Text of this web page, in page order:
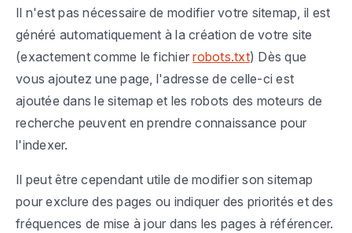
Il n'est pas nécessaire de modifier votre sitemap, il est
généré automatiquement à la création de votre site
(exactement comme le fichierrobots.txt) Dès que
vous ajoutez une page, l'adresse de celle-ci est
ajoutée dans le sitemap et les robots des moteurs de
recherche peuvent en prendre connaissance pour
l'indexer.
Il peut être cependant utile de modifier son sitemap
pour exclure des pages ou indiquer des priorités et des
fréquences de mise à jour dans les pages à référencer.